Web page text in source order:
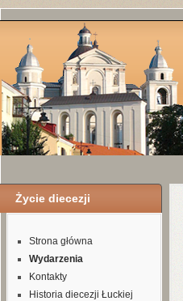
Życie diecezji
Strona główna
Wydarzenia
Kontakty
Historia diecezji Łuckiej